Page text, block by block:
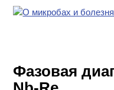
ХИМИЧЕСКАЯ
Фазовая